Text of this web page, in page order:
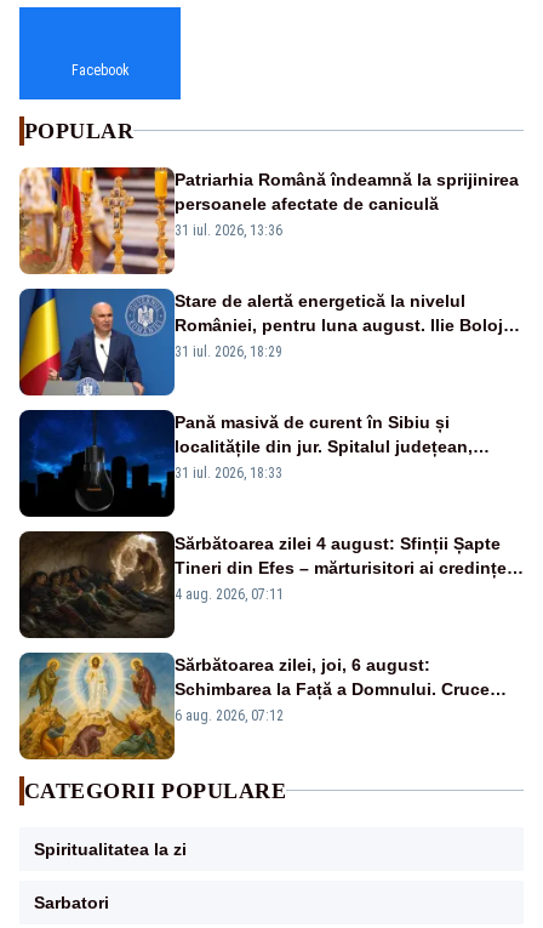
Facebook
POPULAR
Patriarhia Română îndeamnă la sprijinirea
persoanele afectate de caniculă
31 iul. 2026, 13:36
Stare de alertă energetică la nivelul
României, pentru luna august. Ilie Bolojan
a anunțat importuri și posibile restricții –
31 iul. 2026, 18:29
Pană masivă de curent în Sibiu și
localitățile din jur. Spitalul județean,
semafoarele, rețelele de telefonie, grav
31 iul. 2026, 18:33
Sărbătoarea zilei 4 august: Sfinții Șapte
Tineri din Efes – mărturisitori ai credinței
și ai Învierii
4 aug. 2026, 07:11
Sărbătoarea zilei, joi, 6 august:
Schimbarea la Față a Domnului. Cruce
roșie în calendar și dezlegare la pește
6 aug. 2026, 07:12
CATEGORII POPULARE
Spiritualitatea la zi
Sarbatori